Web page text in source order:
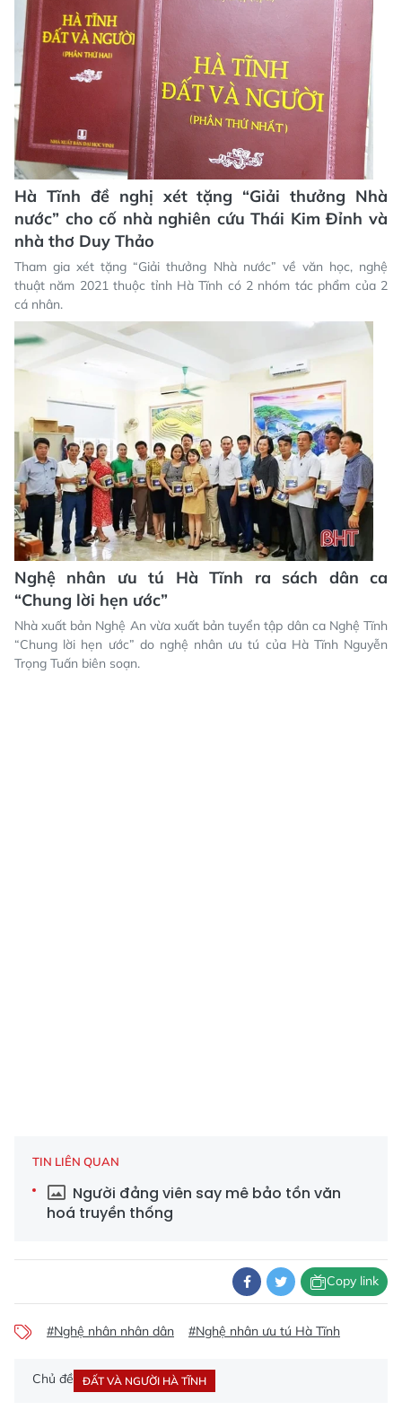
Hà Tĩnh đề nghị xét tặng “Giải thưởng Nhà
nước” cho cố nhà nghiên cứu Thái Kim Đỉnh và
nhà thơ Duy Thảo
Tham gia xét tặng “Giải thưởng Nhà nước” về văn học, nghệ
thuật năm 2021 thuộc tỉnh Hà Tĩnh có 2 nhóm tác phẩm của 2
cá nhân.
Nghệ nhân ưu tú Hà Tĩnh ra sách dân ca
“Chung lời hẹn ước”
Nhà xuất bản Nghệ An vừa xuất bản tuyển tập dân ca Nghệ Tĩnh
“Chung lời hẹn ước” do nghệ nhân ưu tú của Hà Tĩnh Nguyễn
Trọng Tuấn biên soạn.
TIN LIÊN QUAN
Người đảng viên say mê bảo tồn văn
hoá truyền thống
Copy link
#Nghệ nhân nhân dân #Nghệ nhân ưu tú Hà Tĩnh
Chủ đề ĐẤT VÀ NGƯỜI HÀ TĨNH